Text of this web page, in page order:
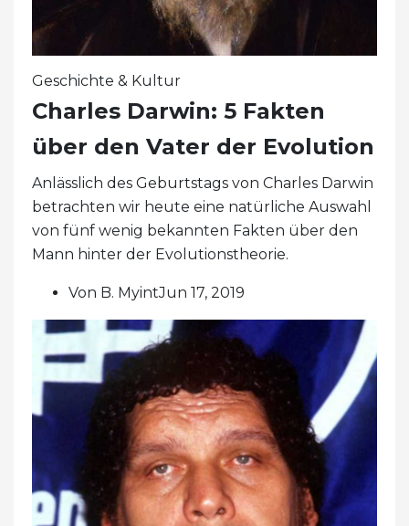
Geschichte & Kultur
Charles Darwin: 5 Fakten
über den Vater der Evolution
Anlässlich des Geburtstags von Charles Darwin
betrachten wir heute eine natürliche Auswahl
von fünf wenig bekannten Fakten über den
Mann hinter der Evolutionstheorie.
Von B. MyintJun 17, 2019